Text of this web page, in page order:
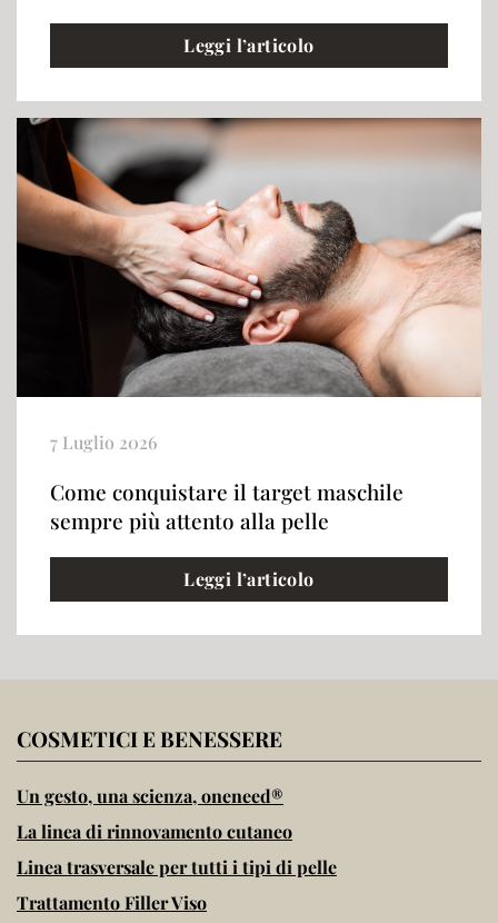
Leggi l’articolo
7 Luglio 2026
Come conquistare il target maschile
sempre più attento alla pelle
Leggi l’articolo
COSMETICI E BENESSERE
Un gesto, una scienza, oneneed®
La linea di rinnovamento cutaneo
Linea trasversale per tutti i tipi di pelle
Trattamento Filler Viso